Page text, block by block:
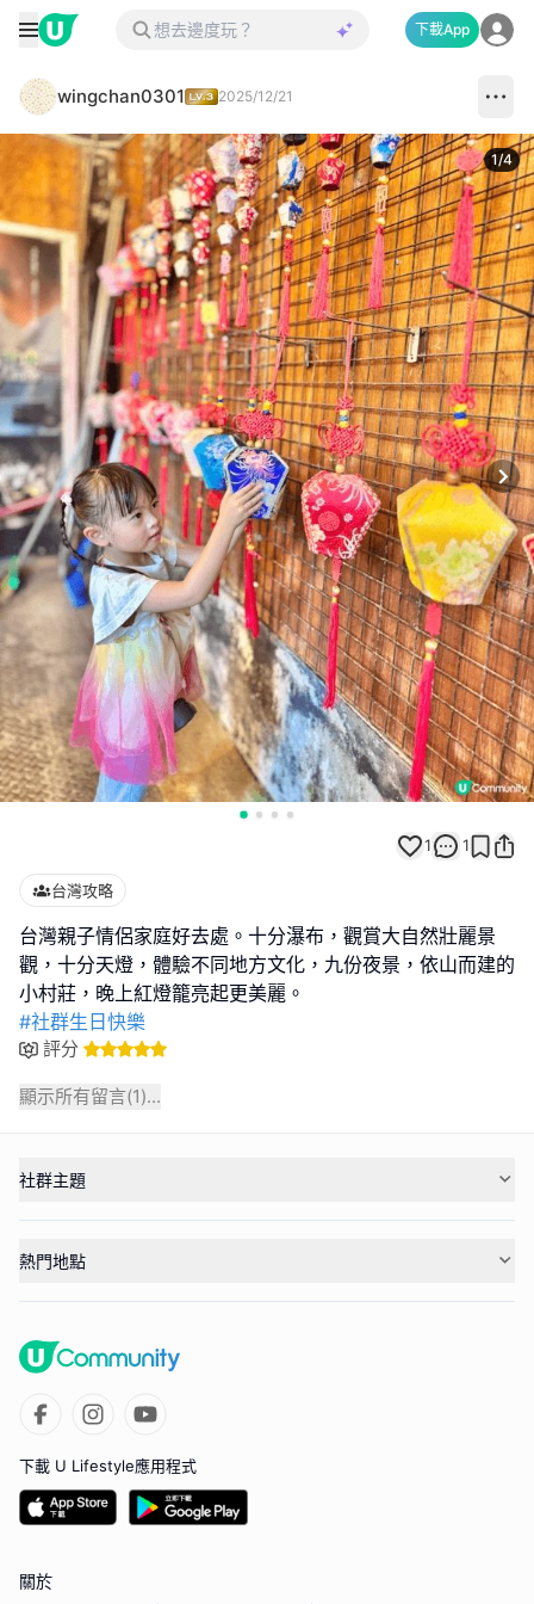
下載App
wingchan0301 2025/12/21
1/4
1 1
台灣攻略
台灣親子情侶家庭好去處。十分瀑布，觀賞大自然壯麗景
觀，十分天燈，體驗不同地方文化，九份夜景，依山而建的
#社群生日快樂
評分
顯示所有留言(1)...
社群主題
熱門地點
下載 U Lifestyle應用程式
關於